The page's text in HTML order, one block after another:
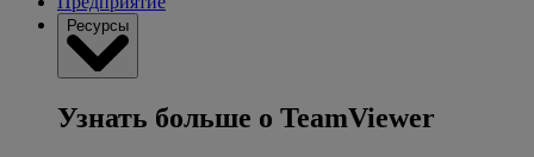
Ресурсы
Узнать больше о TeamViewer